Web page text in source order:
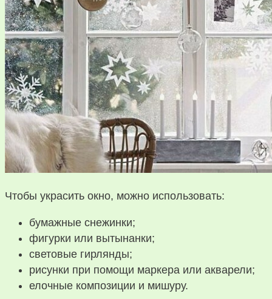
Чтобы украсить окно, можно использовать:
бумажные снежинки;
фигурки или вытынанки;
световые гирлянды;
рисунки при помощи маркера или акварели;
елочные композиции и мишуру.